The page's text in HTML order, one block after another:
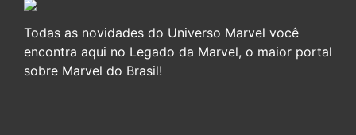
Todas as novidades do Universo Marvel você
encontra aqui no Legado da Marvel, o maior portal
sobre Marvel do Brasil!